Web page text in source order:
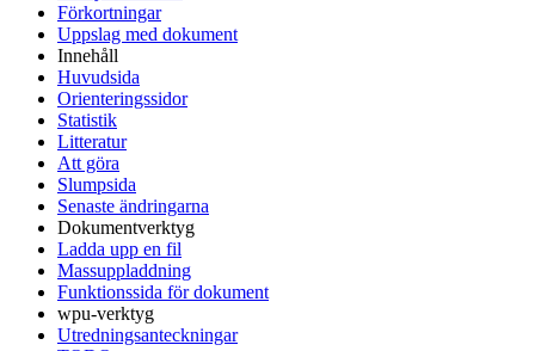
Förkortningar
Uppslag med dokument
Innehåll
Huvudsida
Orienteringssidor
Statistik
Litteratur
Att göra
Slumpsida
Senaste ändringarna
Dokumentverktyg
Ladda upp en fil
Massuppladdning
Funktionssida för dokument
wpu-verktyg
Utredningsanteckningar